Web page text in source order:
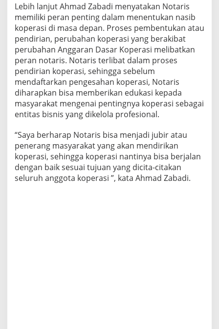
Lebih lanjut Ahmad Zabadi menyatakan Notaris
memiliki peran penting dalam menentukan nasib
koperasi di masa depan. Proses pembentukan atau
pendirian, perubahan koperasi yang berakibat
perubahan Anggaran Dasar Koperasi melibatkan
peran notaris. Notaris terlibat dalam proses
pendirian koperasi, sehingga sebelum
mendaftarkan pengesahan koperasi, Notaris
diharapkan bisa memberikan edukasi kepada
masyarakat mengenai pentingnya koperasi sebagai
entitas bisnis yang dikelola profesional.
“Saya berharap Notaris bisa menjadi jubir atau
penerang masyarakat yang akan mendirikan
koperasi, sehingga koperasi nantinya bisa berjalan
dengan baik sesuai tujuan yang dicita-citakan
seluruh anggota koperasi ”, kata Ahmad Zabadi.